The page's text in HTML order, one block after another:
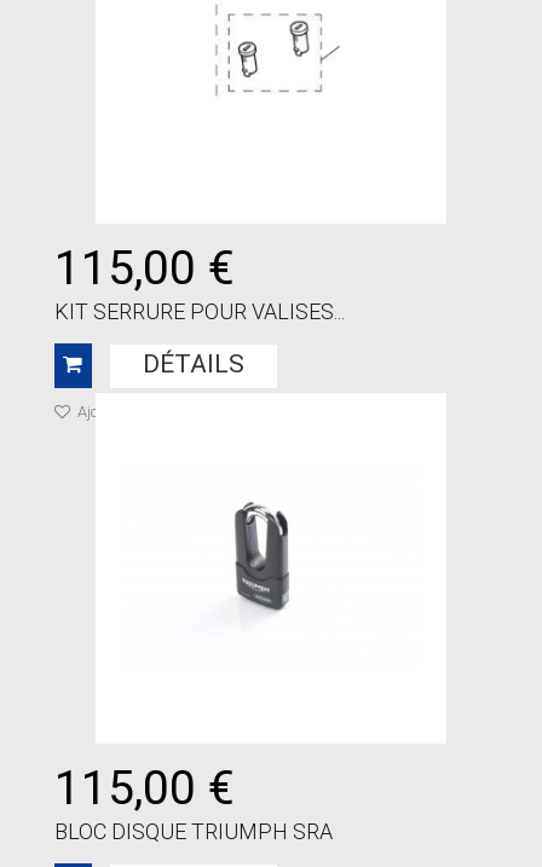
115,00 €
KIT SERRURE POUR VALISES...
DÉTAILS
Ajouter à ma liste de cadeaux
115,00 €
BLOC DISQUE TRIUMPH SRA